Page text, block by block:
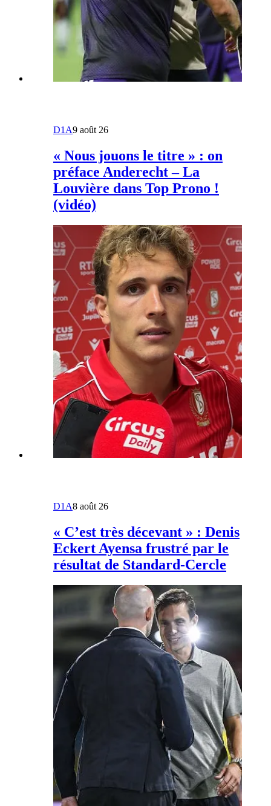
D1A9 août 26
« Nous jouons le titre » : on
préface Anderecht – La
Louvière dans Top Prono !
(vidéo)
D1A8 août 26
« C’est très décevant » : Denis
Eckert Ayensa frustré par le
résultat de Standard-Cercle